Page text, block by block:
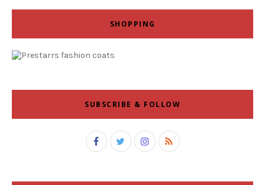
SHOPPING
SUBSCRIBE & FOLLOW